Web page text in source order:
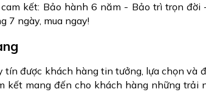
kết: Bảo hành 6 năm - Bảo trì trọn đời
7 ngày, mua ngay!
tín được khách hàng tin tưởng, lựa chọn và
kết mang đến cho khách hàng những trải